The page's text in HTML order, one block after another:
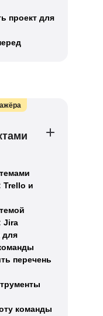
проект для
Trello и
Jira
для
перечень
команды